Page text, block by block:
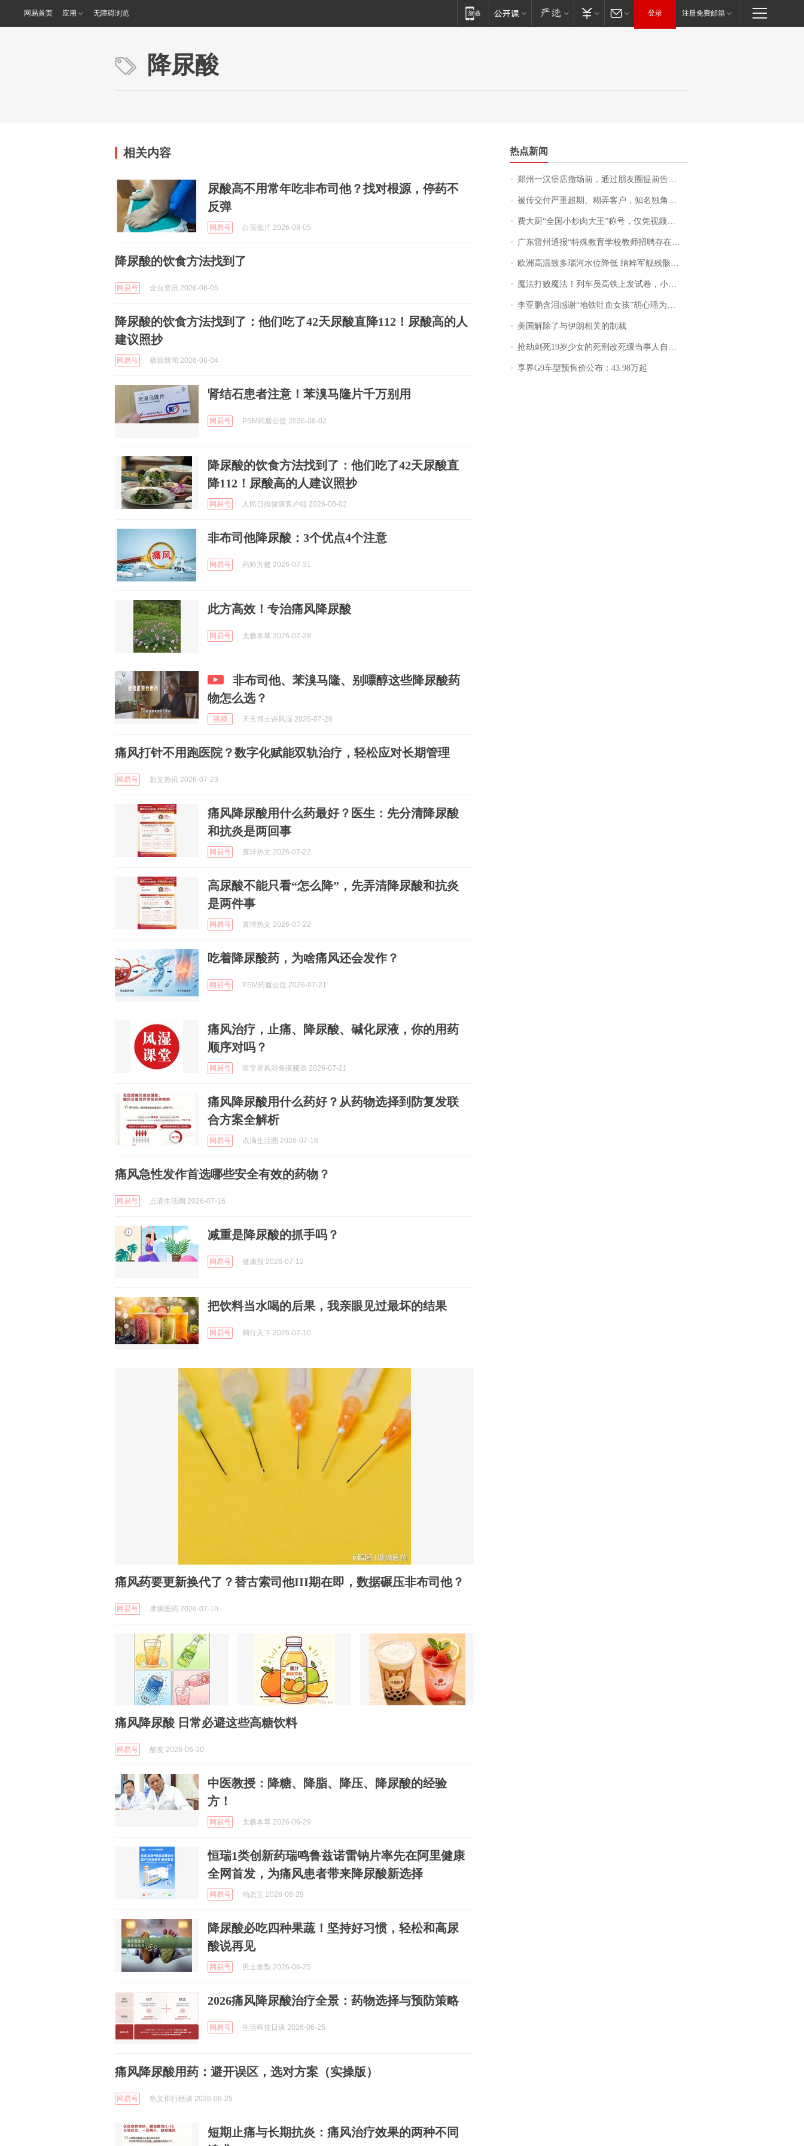
网易首页 应用 无障碍浏览 登录 注册免费邮箱
降尿酸
相关内容
尿酸高不用常年吃非布司他？找对根源，停药不
反弹
网易号 白宸侃片 2026-08-05
降尿酸的饮食方法找到了
网易号 金台资讯 2026-08-05
降尿酸的饮食方法找到了：他们吃了42天尿酸直降112！尿酸高的人
建议照抄
网易号 极目新闻 2026-08-04
肾结石患者注意！苯溴马隆片千万别用
网易号 PSM药盾公益 2026-08-02
降尿酸的饮食方法找到了：他们吃了42天尿酸直
降112！尿酸高的人建议照抄
网易号 人民日报健康客户端 2026-08-02
非布司他降尿酸：3个优点4个注意
网易号 药师方健 2026-07-31
此方高效！专治痛风降尿酸
网易号 太极本草 2026-07-28
非布司他、苯溴马隆、别嘌醇这些降尿酸药
物怎么选？
视频 天天博士讲风湿 2026-07-26
痛风打针不用跑医院？数字化赋能双轨治疗，轻松应对长期管理
网易号 新文热讯 2026-07-23
痛风降尿酸用什么药最好？医生：先分清降尿酸
和抗炎是两回事
网易号 寰球热文 2026-07-22
高尿酸不能只看“怎么降”，先弄清降尿酸和抗炎
是两件事
网易号 寰球热文 2026-07-22
吃着降尿酸药，为啥痛风还会发作？
网易号 PSM药盾公益 2026-07-21
痛风治疗，止痛、降尿酸、碱化尿液，你的用药
顺序对吗？
网易号 医学界风湿免疫频道 2026-07-21
痛风降尿酸用什么药好？从药物选择到防复发联
合方案全解析
网易号 点滴生活圈 2026-07-16
痛风急性发作首选哪些安全有效的药物？
网易号 点滴生活圈 2026-07-16
减重是降尿酸的抓手吗？
网易号 健康报 2026-07-12
把饮料当水喝的后果，我亲眼见过最坏的结果
网易号 网行天下 2026-07-10
痛风药要更新换代了？替古索司他III期在即，数据碾压非布司他？
网易号 摩熵医药 2026-07-10
痛风降尿酸 日常必避这些高糖饮料
网易号 酸友 2026-06-30
中医教授：降糖、降脂、降压、降尿酸的经验
方！
网易号 太极本草 2026-06-29
恒瑞1类创新药瑞鸣鲁兹诺雷钠片率先在阿里健康
全网首发，为痛风患者带来降尿酸新选择
网易号 动态宝 2026-06-29
降尿酸必吃四种果蔬！坚持好习惯，轻松和高尿
酸说再见
网易号 男士发型 2026-06-25
2026痛风降尿酸治疗全景：药物选择与预防策略
网易号 生活科技日谈 2026-06-25
痛风降尿酸用药：避开误区，选对方案（实操版）
网易号 热文排行榜谈 2026-06-25
短期止痛与长期抗炎：痛风治疗效果的两种不同
热点新闻
郑州一汉堡店撤场前，通过朋友圈提前告知逐一退费，有顾客仅剩1元也全被退回，分文不少；顾客：言而有信，让人感动
被传交付严重超期、糊弄客户，知名独角兽车企创始人回应：都没证据，将依法采取措施，“本人长期与美国交管局保持沟通，对方表示肯定”
费大厨“全国小炒肉大王”称号，仅凭视频评出？中国烹饪协会回应
广东雷州通报“特殊教育学校教师招聘存在违规行为”：已启动问责程序 副校长被停职
欧洲高温致多瑙河水位降低 纳粹军舰残骸重见天日
魔法打败魔法！列车员高铁上发试卷，小朋友一秒静音，12306回应：列车员个人行为，不是铁路规定
李亚鹏含泪感谢“地铁吐血女孩”胡心瑶为嫣然天使捐99999元：这份捐赠太沉重，尊重其捐赠意愿，个人向胡心瑶和她的病友之家各捐赠99999元
美国解除了与伊朗相关的制裁
抢劫刺死19岁少女的死刑改死缓当事人自述：出狱11年间始终刻意躲避被害人家属
享界G9车型预售价公布：43.98万起